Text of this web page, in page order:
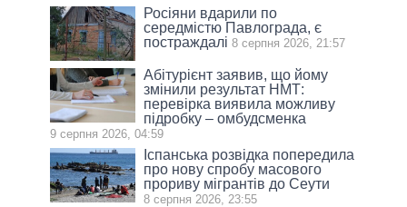
Росіяни вдарили по
середмістю Павлограда, є
постраждалі 8 серпня 2026, 21:57
Абітурієнт заявив, що йому
змінили результат НМТ:
перевірка виявила можливу
підробку – омбудсменка
9 серпня 2026, 04:59
Іспанська розвідка попередила
про нову спробу масового
прориву мігрантів до Сеути
8 серпня 2026, 23:55